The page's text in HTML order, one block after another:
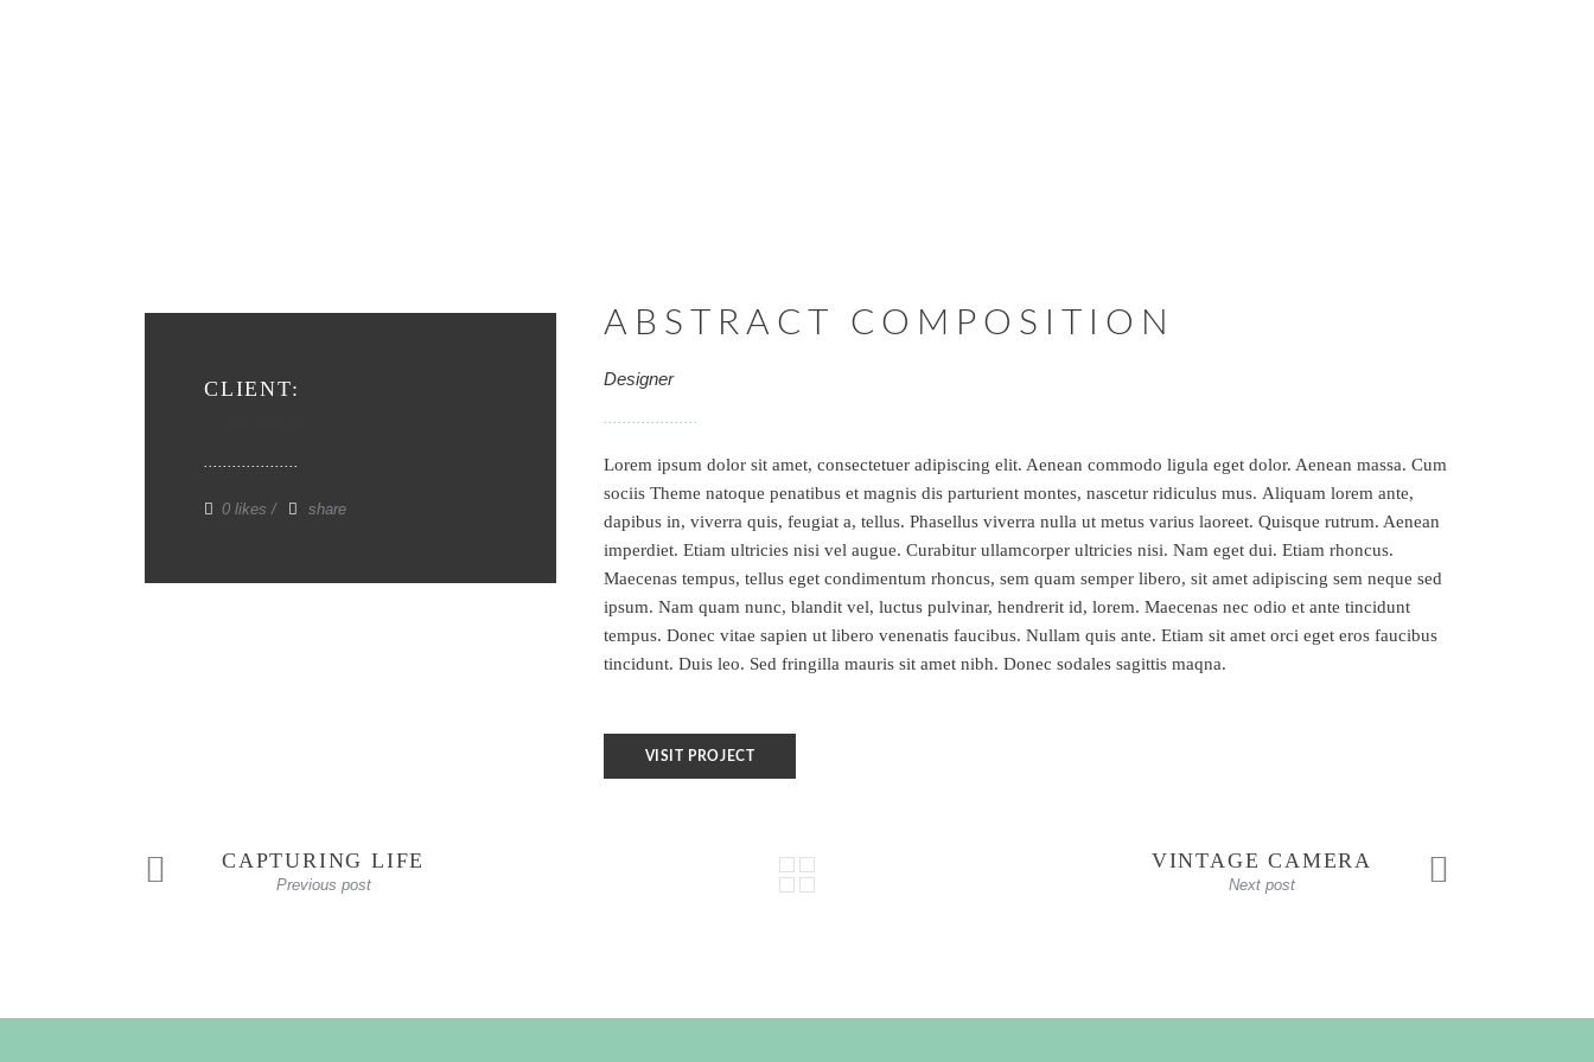
CLIENT:
0 likes share
ABSTRACT COMPOSITION
Designer
Lorem ipsum dolor sit amet, consectetuer adipiscing elit. Aenean commodo ligula eget dolor. Aenean massa. Cum
sociis Theme natoque penatibus et magnis dis parturient montes, nascetur ridiculus mus. Aliquam lorem ante,
dapibus in, viverra quis, feugiat a, tellus. Phasellus viverra nulla ut metus varius laoreet. Quisque rutrum. Aenean
imperdiet. Etiam ultricies nisi vel augue. Curabitur ullamcorper ultricies nisi. Nam eget dui. Etiam rhoncus.
Maecenas tempus, tellus eget condimentum rhoncus, sem quam semper libero, sit amet adipiscing sem neque sed
ipsum. Nam quam nunc, blandit vel, luctus pulvinar, hendrerit id, lorem. Maecenas nec odio et ante tincidunt
tempus. Donec vitae sapien ut libero venenatis faucibus. Nullam quis ante. Etiam sit amet orci eget eros faucibus
tincidunt. Duis leo. Sed fringilla mauris sit amet nibh. Donec sodales sagittis maqna.
VISIT PROJECT
CAPTURING LIFE
Previous post
VINTAGE CAMERA
Next post